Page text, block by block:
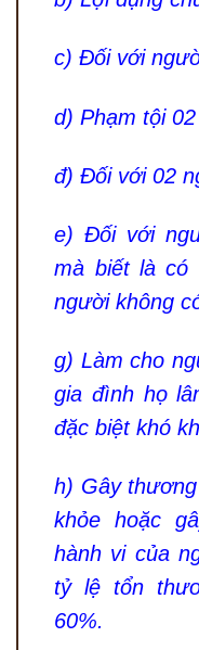
c) Đối với
d) Phạm tội
đ) Đối với 02
e) Đối với
mà biết là có
người không
g) Làm cho
gia đình họ
đặc biệt khó
h) Gây
khỏe hoặc
hành vi của
tỷ lệ tổn
60%.